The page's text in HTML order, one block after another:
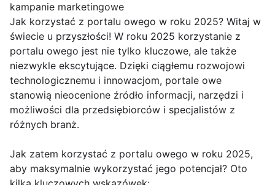
kampanie marketingowe
Jak korzystać z portalu owego w roku 2025? Witaj w
świecie u przyszłości! W roku 2025 korzystanie z
portalu owego jest nie tylko kluczowe, ale także
niezwykle ekscytujące. Dzięki ciągłemu rozwojowi
technologicznemu i innowacjom, portale owe
stanowią nieocenione źródło informacji, narzędzi i
możliwości dla przedsiębiorców i specjalistów z
różnych branż.
Jak zatem korzystać z portalu owego w roku 2025,
aby maksymalnie wykorzystać jego potencjał? Oto